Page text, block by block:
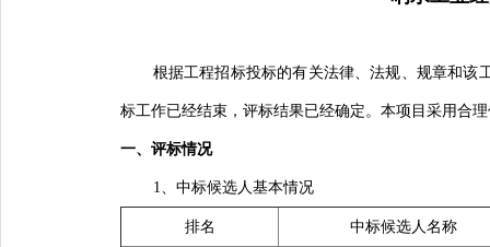
根据工程招标投标的有关法律、法规、 规章和该
标工作已经结束， 评标结果已经确定。本项 目采用合
一、 评标情况
1、中标候选人基本情况
排名 中标候选人名称